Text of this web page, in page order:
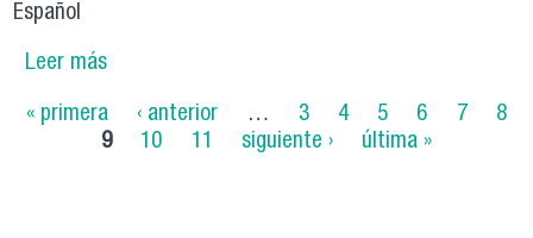
Español
Leer mássobre Mimic of Bone Fracture and Cellular
Páginas
« primera ‹ anterior … 3 4 5 6 7
8
9
10 11 siguiente › última »